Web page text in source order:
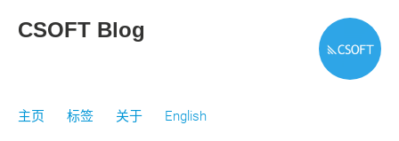
CSOFT Blog
主页 标签 关于 English